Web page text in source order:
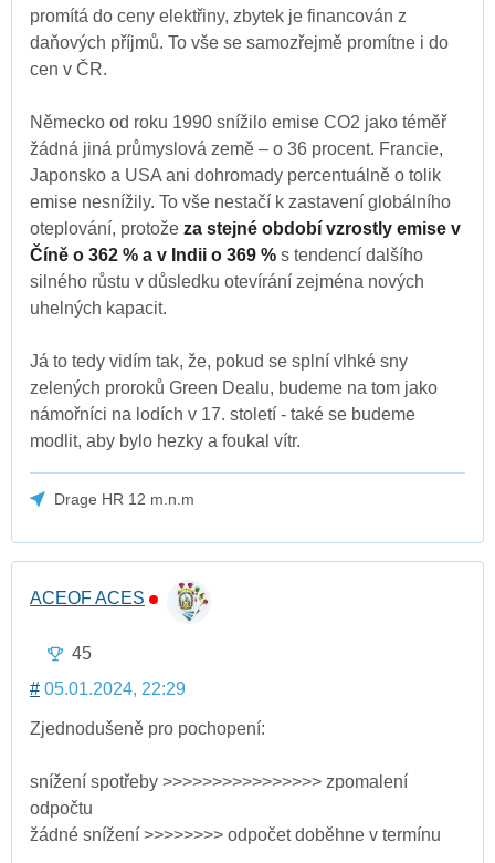
promítá do ceny elektřiny, zbytek je financován z
daňových příjmů. To vše se samozřejmě promítne i do
cen v ČR.
Německo od roku 1990 snížilo emise CO2 jako téměř
žádná jiná průmyslová země – o 36 procent. Francie,
Japonsko a USA ani dohromady percentuálně o tolik
emise nesnížily. To vše nestačí k zastavení globálního
oteplování, protože za stejné období vzrostly emise v
Číně o 362 % a v Indii o 369 % s tendencí dalšího
silného růstu v důsledku otevírání zejména nových
uhelných kapacit.
Já to tedy vidím tak, že, pokud se splní vlhké sny
zelených proroků Green Dealu, budeme na tom jako
námořníci na lodích v 17. století - také se budeme
modlit, aby bylo hezky a foukal vítr.
Drage HR 12 m.n.m
ACEOF ACES
45
# 05.01.2024, 22:29
Zjednodušeně pro pochopení:
snížení spotřeby >>>>>>>>>>>>>>>> zpomalení
odpočtu
žádné snížení >>>>>>>> odpočet doběhne v termínu